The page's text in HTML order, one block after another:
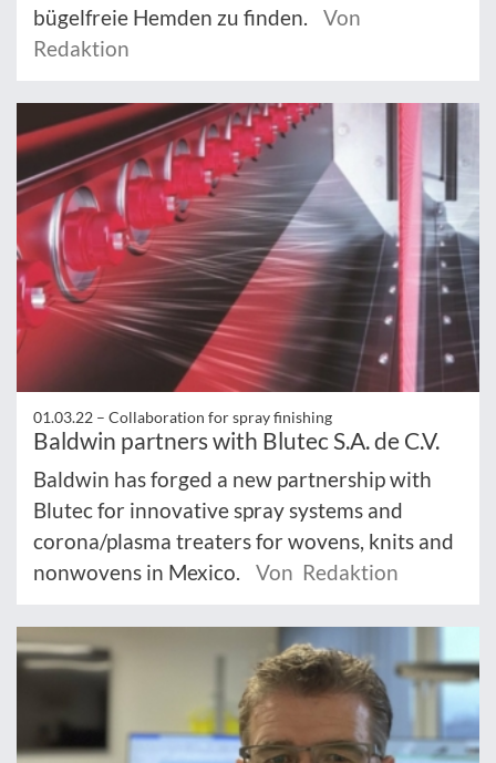
bügelfreie Hemden zu finden.
Von
Redaktion
01.03.22 – Collaboration for spray finishing
Baldwin partners with Blutec S.A. de C.V.
Baldwin has forged a new partnership with
Blutec for innovative spray systems and
corona/plasma treaters for wovens, knits and
nonwovens in Mexico.
Von Redaktion